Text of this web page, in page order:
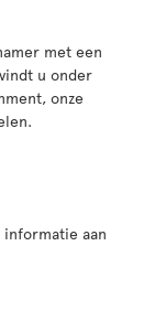
met een
u onder
onze
aan